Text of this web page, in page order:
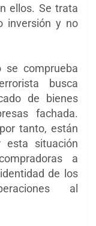
ellos. Se trata
inversión y no
se comprueba
busca
de bienes
fachada.
tanto, están
esta situación
a
de los
al